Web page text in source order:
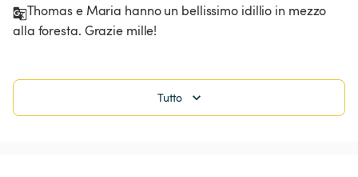
Thomas e Maria hanno un bellissimo idillio in mezzo
alla foresta. Grazie mille!
Tutto